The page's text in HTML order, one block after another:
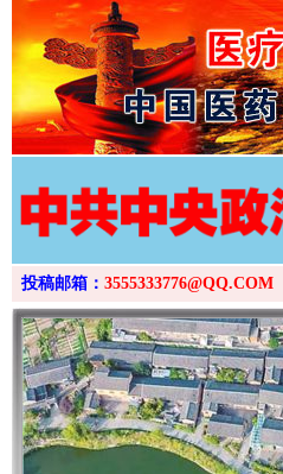
投稿邮箱： 3555333776@QQ.COM